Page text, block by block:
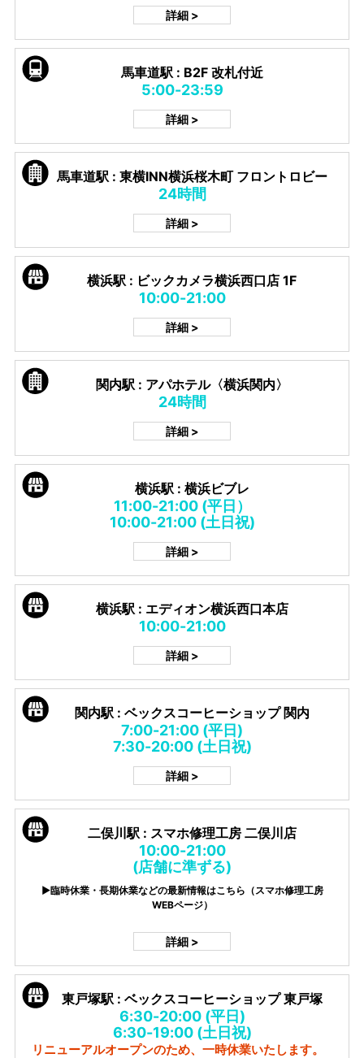
詳細 >
馬車道駅 : B2F 改札付近
5:00-23:59
詳細 >
馬車道駅 : 東横INN横浜桜木町 フロントロビー
24時間
詳細 >
横浜駅 : ビックカメラ横浜西口店 1F
10:00-21:00
詳細 >
関内駅 : アパホテル〈横浜関内〉
24時間
詳細 >
横浜駅 : 横浜ビブレ
11:00-21:00 (平日）
10:00-21:00 (土日祝)
詳細 >
横浜駅 : エディオン横浜西口本店
10:00-21:00
詳細 >
関内駅 : ベックスコーヒーショップ 関内
7:00-21:00 (平日)
7:30-20:00 (土日祝)
詳細 >
二俣川駅 : スマホ修理工房 二俣川店
10:00-21:00
(店舗に準ずる)
▶臨時休業・長期休業などの最新情報はこちら（スマホ修理工房
WEBページ）
詳細 >
東戸塚駅 : ベックスコーヒーショップ 東戸塚
6:30-20:00 (平日)
6:30-19:00 (土日祝)
リニューアルオープンのため、一時休業いたします。